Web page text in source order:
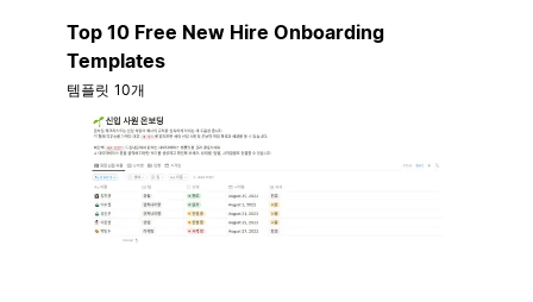
Top 10 Free New Hire Onboarding
Templates
템플릿 10개